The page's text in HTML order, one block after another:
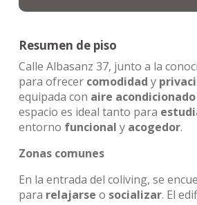
Resumen de piso
Calle Albasanz 37, junto a la
para ofrecer comodidad y
equipada con aire
espacio es ideal tanto para
entorno funcional y acogedor.
Zonas comunes
En la entrada del coliving, se
para relajarse o socializar. El